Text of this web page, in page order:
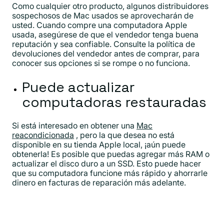
Como cualquier otro producto, algunos distribuidores
sospechosos de Mac usados ​​se aprovecharán de
usted. Cuando compre una computadora Apple
usada, asegúrese de que el vendedor tenga buena
reputación y sea confiable. Consulte la política de
devoluciones del vendedor antes de comprar, para
conocer sus opciones si se rompe o no funciona.
Puede actualizar
computadoras restauradas
Si está interesado en obtener una Mac
reacondicionada , pero la que desea no está
disponible en su tienda Apple local, ¡aún puede
obtenerla! Es posible que puedas agregar más RAM o
actualizar el disco duro a un SSD. Esto puede hacer
que su computadora funcione más rápido y ahorrarle
dinero en facturas de reparación más adelante.